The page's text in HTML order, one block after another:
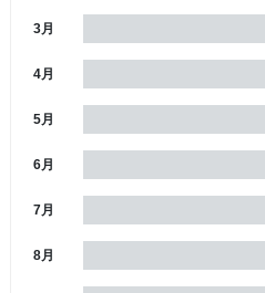
3月
4月
5月
6月
7月
8月